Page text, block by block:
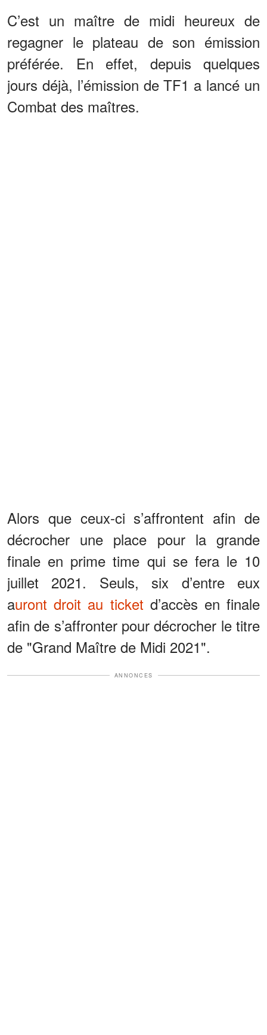
C’est un maître de midi heureux de
regagner le plateau de son émission
préférée. En effet, depuis quelques
jours déjà, l’émission de TF1 a lancé un
Combat des maîtres.
Alors que ceux-ci s’affrontent afin de
décrocher une place pour la grande
finale en prime time qui se fera le 10
juillet 2021. Seuls, six d’entre eux
auront droit au ticket d’accès en finale
afin de s’affronter pour décrocher le titre
de "Grand Maître de Midi 2021".
ANNONCES